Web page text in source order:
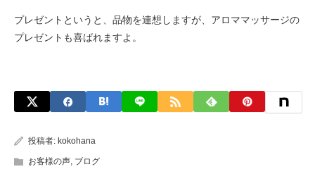
プレゼントというと、品物を連想しますが、アロママッサージの
プレゼントも喜ばれますよ。
投稿者: kokohana
お客様の声, ブログ